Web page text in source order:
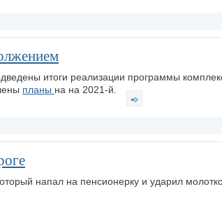
итоги реализации программы
планы на на 2021-й.
напал на пенсионерку и ударил